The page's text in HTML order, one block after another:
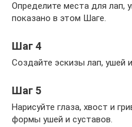
Определите места для лап,
показано в этом Шаге.
Шаг 4
Создайте эскизы лап, ушей
Шаг 5
Нарисуйте глаза, хвост и
формы ушей и суставов.